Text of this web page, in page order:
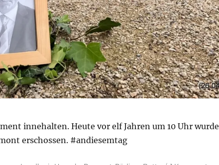
innehalten. Heute vor elf Jahren um 10 Uhr wurde
erschossen. #andiesemtag